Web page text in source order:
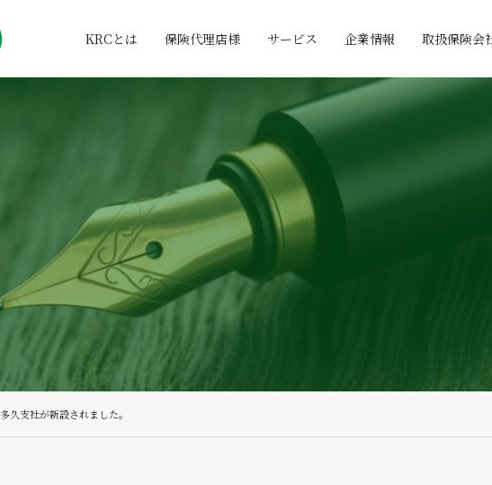
KRCとは 保険代理店様 サービス 企業情報 取扱保険会
多久支社が新設されました。